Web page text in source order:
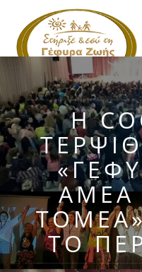
Η
ΑΜΕΑ
ΤΟ